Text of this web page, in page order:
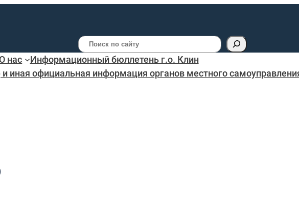
Поиск
О нас
Информационный бюллетень г.о. Клин
официальная информация органов местного